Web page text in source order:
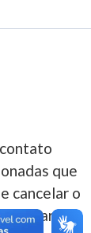
que
cancelar o
Para